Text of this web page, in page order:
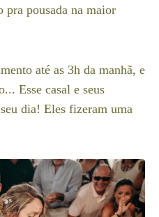
pra pousada na maior
até as 3h da manhã, e
Esse casal e seus
dia! Eles fizeram uma